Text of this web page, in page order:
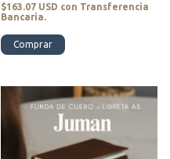
$163.07 USD con Transferencia
Bancaria.
Comprar